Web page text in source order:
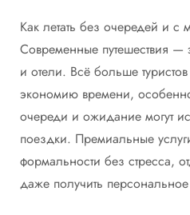
Как летать без очередей и
Современные путешествия —
и отели. Всё больше
экономию времени,
очереди и ожидание могут
поездки. Премиальные
формальности без стресса,
даже получить